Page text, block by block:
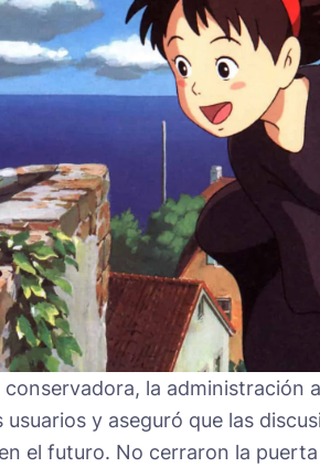
la administración
y aseguró que las
el futuro. No cerraron la